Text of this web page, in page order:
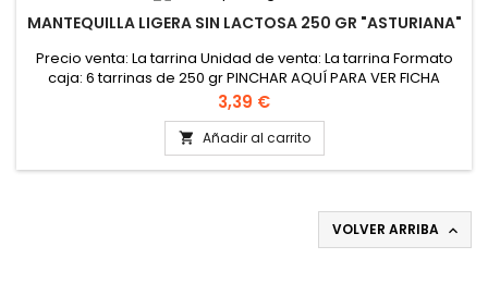
MANTEQUILLA LIGERA SIN LACTOSA 250 GR "ASTURIANA"
Precio venta: La tarrina Unidad de venta: La tarrina Formato
caja: 6 tarrinas de 250 gr PINCHAR AQUÍ PARA VER FICHA
TÉNCICA DEL PRODUCTO
Precio
3,39 €
 Añadir al carrito
VOLVER ARRIBA 